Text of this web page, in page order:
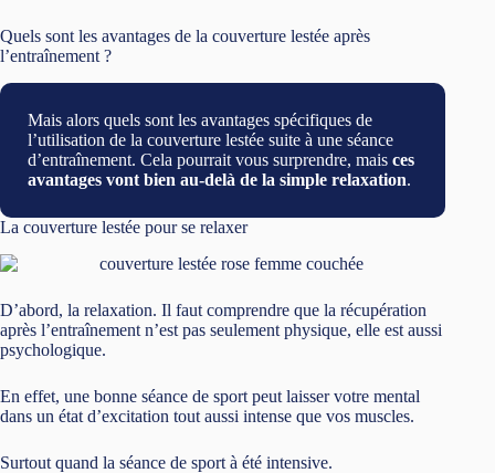
Quels sont les avantages de la couverture lestée après
l’entraînement ?
Mais alors quels sont les avantages spécifiques de
l’utilisation de la couverture lestée suite à une séance
d’entraînement. Cela pourrait vous surprendre, mais ces
avantages vont bien au-delà de la simple relaxation.
La couverture lestée pour se relaxer
D’abord, la relaxation. Il faut comprendre que la récupération
après l’entraînement n’est pas seulement physique, elle est aussi
psychologique.
En effet, une bonne séance de sport peut laisser votre mental
dans un état d’excitation tout aussi intense que vos muscles.
Surtout quand la séance de sport à été intensive.